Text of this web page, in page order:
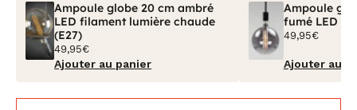
Ampoule globe 20 cm ambré
LED filament lumière chaude
(E27)
49,95€
Ajouter au panier
Ampoule
fumé LED
49,95€
Ajouter au